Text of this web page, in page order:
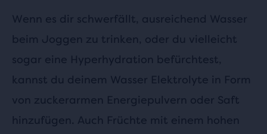
Wenn es dir schwerfällt, ausreichend Wasser
beim Joggen zu trinken, oder du vielleicht
sogar eine Hyperhydration befürchtest,
kannst du deinem Wasser Elektrolyte in Form
von zuckerarmen Energiepulvern oder Saft
hinzufügen. Auch Früchte mit einem hohen